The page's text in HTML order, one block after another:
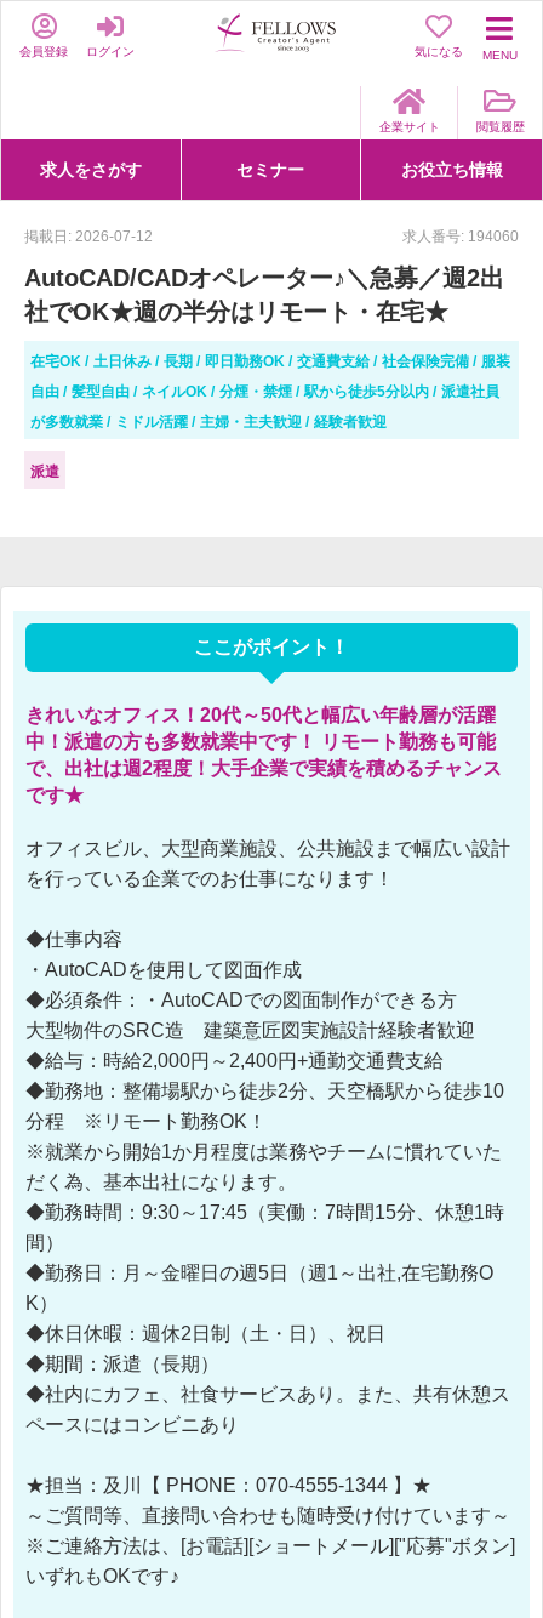
会員登録 ログイン 気になる MENU
企業サイト 閲覧履歴
求人をさがす
詳細条件からさがす
求人特集からさがす
セミナー
セミナーをさがす
クリエイティブNEXT
クリエイターズファーム
e-ラーニング
Fellows Creative Academy
企業研修
お役立ち情報
お役立ち情報一覧
聞くは一時、聞かぬは一生
クリエイターのお仕事図鑑
クリエイターの声
Q&A
企業様向けお役立ち情報
掲載日: 2026-07-12 求人番号: 194060
AutoCAD/CADオペレーター♪＼急募／週2出
社でOK★週の半分はリモート・在宅★
在宅OK 土日休み 長期 即日勤務OK 交通費支給 社会保険完備
服装
自由
髪型自由 ネイルOK 分煙・禁煙 駅から徒歩5分以内
派遣社員
が多数就業
ミドル活躍 主婦・主夫歓迎 経験者歓迎
派遣
ここがポイント！
きれいなオフィス！20代～50代と幅広い年齢層が活躍
中！派遣の方も多数就業中です！ リモート勤務も可能
で、出社は週2程度！大手企業で実績を積めるチャンス
です★
オフィスビル、大型商業施設、公共施設まで幅広い設計
を行っている企業でのお仕事になります！
◆仕事内容
・AutoCADを使用して図面作成
◆必須条件：・AutoCADでの図面制作ができる方
大型物件のSRC造 建築意匠図実施設計経験者歓迎
◆給与：時給2,000円～2,400円+通勤交通費支給
◆勤務地：整備場駅から徒歩2分、天空橋駅から徒歩10
分程 ※リモート勤務OK！
※就業から開始1か月程度は業務やチームに慣れていた
だく為、基本出社になります。
◆勤務時間：9:30～17:45（実働：7時間15分、休憩1時
間）
◆勤務日：月～金曜日の週5日（週1～出社,在宅勤務O
K）
◆休日休暇：週休2日制（土・日）、祝日
◆期間：派遣（長期）
◆社内にカフェ、社食サービスあり。また、共有休憩ス
ペースにはコンビニあり
★担当：及川【 PHONE：070-4555-1344 】★
～ご質問等、直接問い合わせも随時受け付けています～
※ご連絡方法は、[お電話][ショートメール]["応募"ボタン]
いずれもOKです♪